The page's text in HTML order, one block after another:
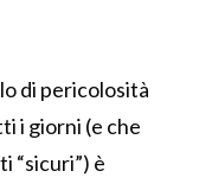
di pericolosità
i giorni (e che
“sicuri”) è